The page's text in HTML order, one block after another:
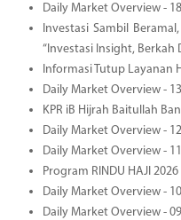
Daily Market Overview -
Investasi Sambil
“Investasi Insight, Berkah
Informasi Tutup Layanan
Daily Market Overview -
KPR iB Hijrah Baitullah
Daily Market Overview -
Daily Market Overview -
Program RINDU HAJI
Daily Market Overview -
Daily Market Overview -